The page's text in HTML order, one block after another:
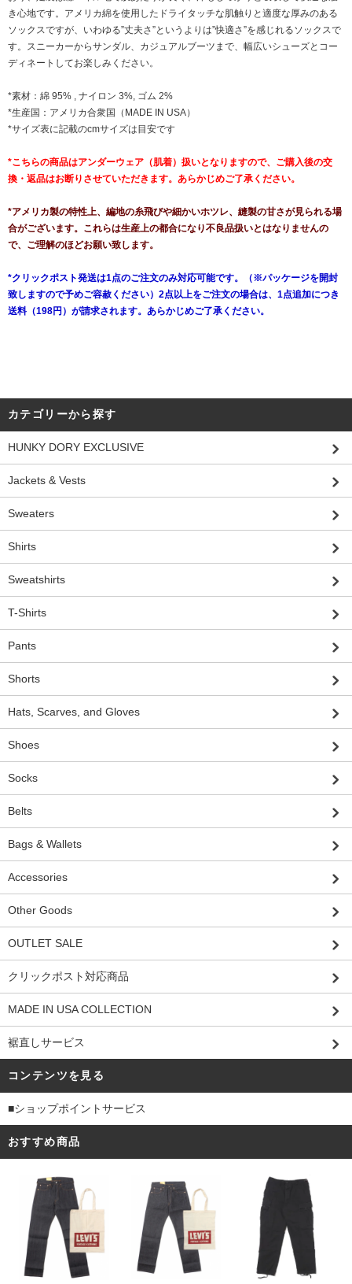
き心地です。アメリカ綿を使用したドライタッチな肌触りと適度な厚みのある
ソックスですが、いわゆる”丈夫さ”というよりは”快適さ”を感じれるソックスで
す。スニーカーからサンダル、カジュアルブーツまで、幅広いシューズとコー
ディネートしてお楽しみください。
*素材：綿 95% , ナイロン 3%, ゴム 2%
*生産国：アメリカ合衆国（MADE IN USA）
*サイズ表に記載のcmサイズは目安です
*こちらの商品はアンダーウェア（肌着）扱いとなりますので、ご購入後の交
換・返品はお断りさせていただきます。あらかじめご了承ください。
*アメリカ製の特性上、編地の糸飛びや細かいホツレ、縫製の甘さが見られる場
合がございます。これらは生産上の都合になり不良品扱いとはなりませんの
で、ご理解のほどお願い致します。
*クリックポスト発送は1点のご注文のみ対応可能です。（※パッケージを開封
致しますので予めご容赦ください）2点以上をご注文の場合は、1点追加につき
送料（198円）が請求されます。あらかじめご了承ください。
カテゴリーから探す
HUNKY DORY EXCLUSIVE
Jackets & Vests
Sweaters
Shirts
Sweatshirts
T-Shirts
Pants
Shorts
Hats, Scarves, and Gloves
Shoes
Socks
Belts
Bags & Wallets
Accessories
Other Goods
OUTLET SALE
クリックポスト対応商品
MADE IN USA COLLECTION
裾直しサービス
コンテンツを見る
■ショップポイントサービス
おすすめ商品